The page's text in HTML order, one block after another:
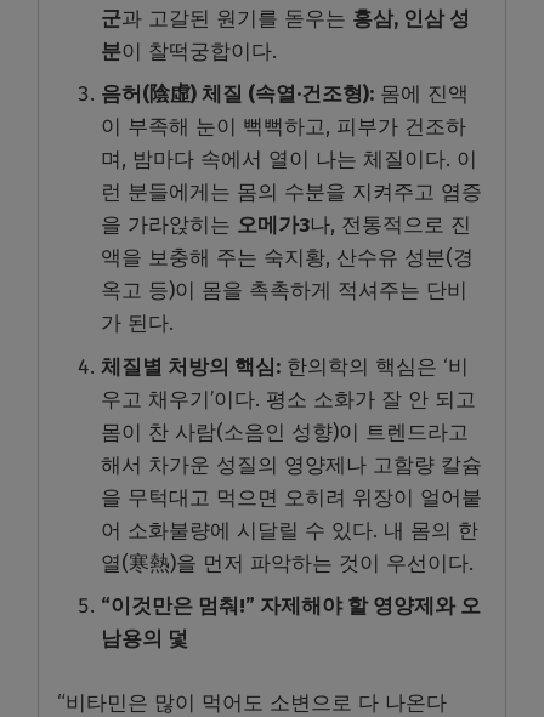
군과 고갈된 원기를 돋우는 홍삼, 인삼 성
분이 찰떡궁합이다.
음허(陰虛) 체질 (속열·건조형): 몸에 진액
이 부족해 눈이 뻑뻑하고, 피부가 건조하
며, 밤마다 속에서 열이 나는 체질이다. 이
런 분들에게는 몸의 수분을 지켜주고 염증
을 가라앉히는 오메가3나, 전통적으로 진
액을 보충해 주는 숙지황, 산수유 성분(경
옥고 등)이 몸을 촉촉하게 적셔주는 단비
가 된다.
체질별 처방의 핵심: 한의학의 핵심은 ‘비
우고 채우기’이다. 평소 소화가 잘 안 되고
몸이 찬 사람(소음인 성향)이 트렌드라고
해서 차가운 성질의 영양제나 고함량 칼슘
을 무턱대고 먹으면 오히려 위장이 얼어붙
어 소화불량에 시달릴 수 있다. 내 몸의 한
열(寒熱)을 먼저 파악하는 것이 우선이다.
“이것만은 멈춰!” 자제해야 할 영양제와 오
남용의 덫
“비타민은 많이 먹어도 소변으로 다 나온다